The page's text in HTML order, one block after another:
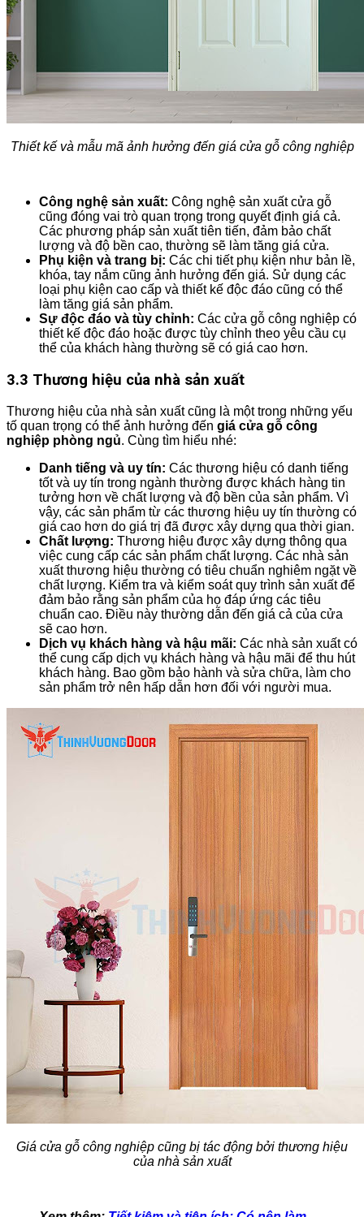
Thiết kế và mẫu mã ảnh hưởng đến giá cửa gỗ công nghiệp
Công nghệ sản xuất: Công nghệ sản xuất cửa gỗ
cũng đóng vai trò quan trọng trong quyết định giá cả.
Các phương pháp sản xuất tiên tiến, đảm bảo chất
lượng và độ bền cao, thường sẽ làm tăng giá cửa.
Phụ kiện và trang bị: Các chi tiết phụ kiện như bản lề,
khóa, tay nắm cũng ảnh hưởng đến giá. Sử dụng các
loại phụ kiện cao cấp và thiết kế độc đáo cũng có thể
làm tăng giá sản phẩm.
Sự độc đáo và tùy chỉnh: Các cửa gỗ công nghiệp có
thiết kế độc đáo hoặc được tùy chỉnh theo yêu cầu cụ
thể của khách hàng thường sẽ có giá cao hơn.
3.3 Thương hiệu của nhà sản xuất
Thương hiệu của nhà sản xuất cũng là một trong những yếu
tố quan trọng có thể ảnh hưởng đến giá cửa gỗ công
nghiệp phòng ngủ. Cùng tìm hiểu nhé:
Danh tiếng và uy tín: Các thương hiệu có danh tiếng
tốt và uy tín trong ngành thường được khách hàng tin
tưởng hơn về chất lượng và độ bền của sản phẩm. Vì
vậy, các sản phẩm từ các thương hiệu uy tín thường có
giá cao hơn do giá trị đã được xây dựng qua thời gian.
Chất lượng: Thương hiệu được xây dựng thông qua
việc cung cấp các sản phẩm chất lượng. Các nhà sản
xuất thương hiệu thường có tiêu chuẩn nghiêm ngặt về
chất lượng. Kiểm tra và kiểm soát quy trình sản xuất để
đảm bảo rằng sản phẩm của họ đáp ứng các tiêu
chuẩn cao. Điều này thường dẫn đến giá cả của cửa
sẽ cao hơn.
Dịch vụ khách hàng và hậu mãi: Các nhà sản xuất có
thể cung cấp dịch vụ khách hàng và hậu mãi để thu hút
khách hàng. Bao gồm bảo hành và sửa chữa, làm cho
sản phẩm trở nên hấp dẫn hơn đối với người mua.
Giá cửa gỗ công nghiệp cũng bị tác động bởi thương hiệu
của nhà sản xuất